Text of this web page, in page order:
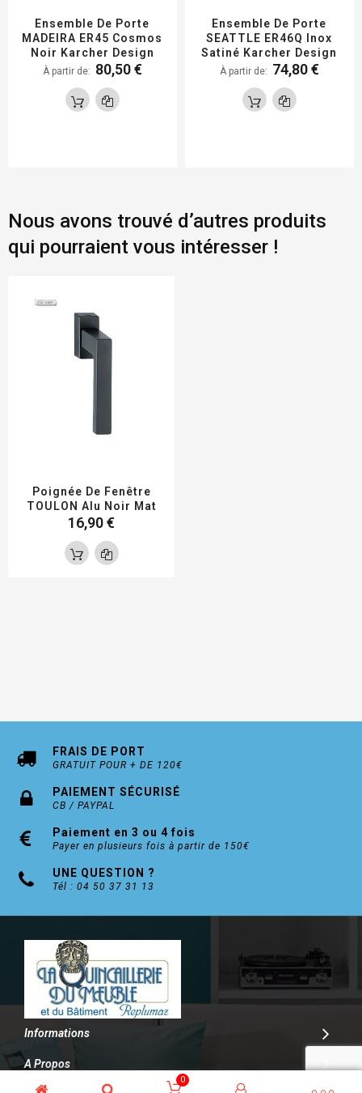
Ensemble De Porte
MADEIRA ER45 Cosmos
Noir Karcher Design
À partir de 80,50 €
Ensemble De Porte
SEATTLE ER46Q Inox
Satiné Karcher Design
À partir de 74,80 €
Nous avons trouvé d’autres produits
qui pourraient vous intéresser !
Poignée De Fenêtre
TOULON Alu Noir Mat
16,90 €
FRAIS DE PORT
GRATUIT POUR + DE 120€
PAIEMENT SÉCURISÉ
CB / PAYPAL
Paiement en 3 ou 4 fois
Payer en plusieurs fois à partir de 150€
UNE QUESTION ?
Tél : 04 50 37 31 13
Informations
A Propos
0